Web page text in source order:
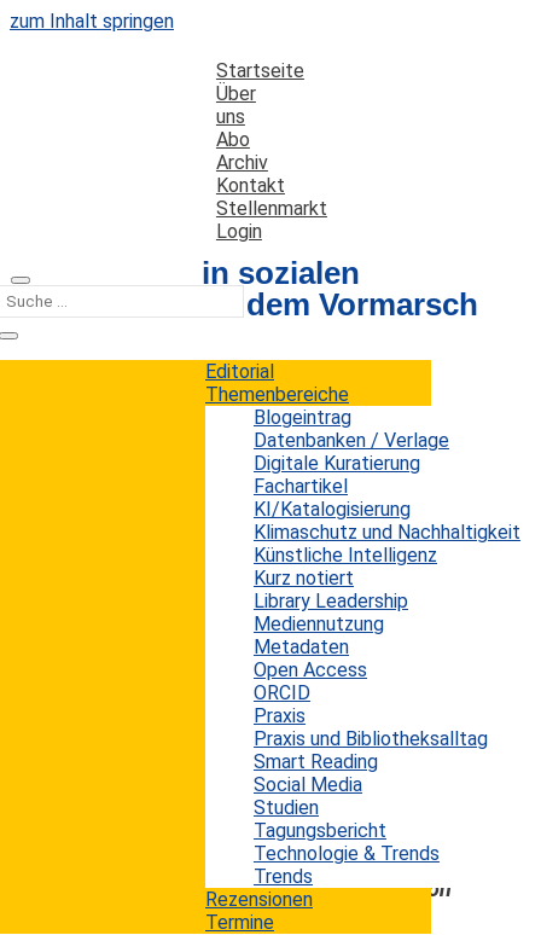
zum Inhalt springen
Startseite
Über
uns
Abo
Archiv
Kontakt
Stellenmarkt
Login
Editorial
Themenbereiche
Blogeintrag
Datenbanken / Verlage
Digitale Kuratierung
Fachartikel
KI/Katalogisierung
Klimaschutz und Nachhaltigkeit
Künstliche Intelligenz
Kurz notiert
Library Leadership
Mediennutzung
Metadaten
Open Access
ORCID
Praxis
Praxis und Bibliotheksalltag
Smart Reading
Social Media
Studien
Tagungsbericht
Technologie & Trends
Trends
Rezensionen
Termine
Silver Surfer in sozialen
Netzwerken auf dem Vormarsch
Autor: Wolf Galetzki
Pew Research Center's Internet & American
untersucht seit 2005 das
Nutzungsverhalten von Erwachsenen auf
sozialen Netzwerk-Seiten. Beobachtet wurde in
diesem Zeitraum eine beachtliche Zunahme. Laut
der neusten Untersuchung von Pew nutzen
bereits 72% der erwachsenen Onliner in den USA
soziale Netzwerke. Obwohl prozentual gesehen
noch immer deutlich mehr Jugendliche soziale
Netzwerke nutzen, fällt vor allem die stark
steigende Anzahl bei den über 65-Jährigen auf.
In den letzten vier Jahren hat sich die Präsenz
dieser älteren Usergruppe fast verdreifacht von
13% im Frühjahr 2009 auf nun 43%. – ein